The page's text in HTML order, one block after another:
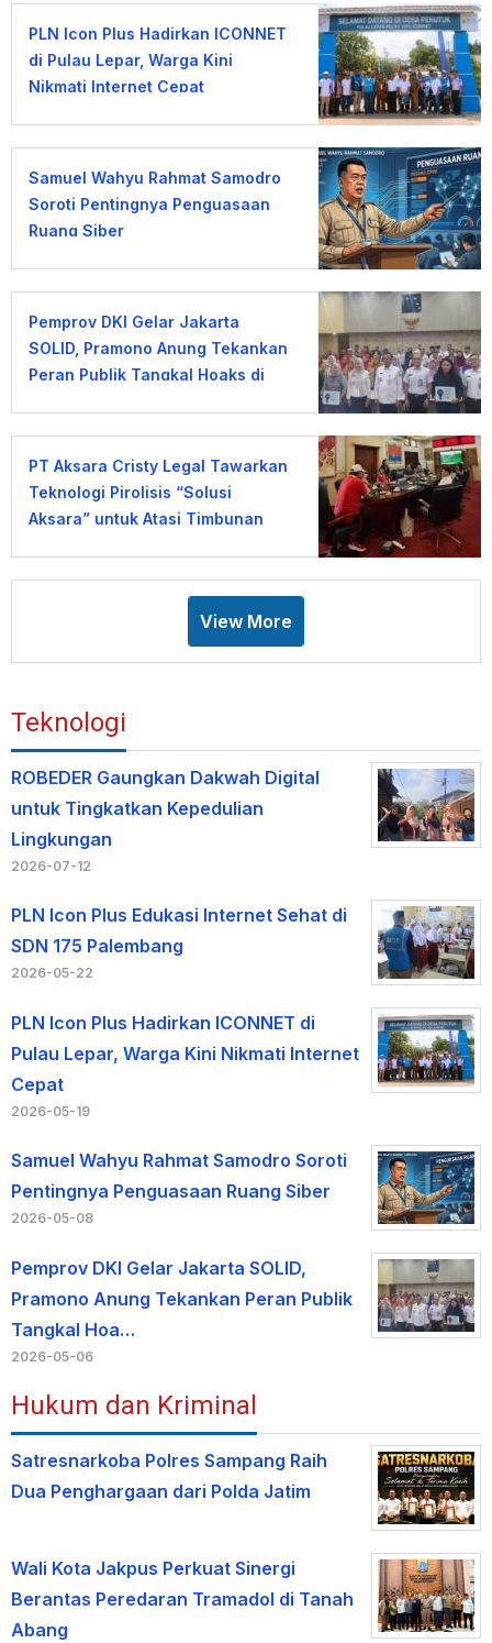
PLN Icon Plus Hadirkan ICONNET
di Pulau Lepar, Warga Kini
Nikmati Internet Cepat
Samuel Wahyu Rahmat Samodro
Soroti Pentingnya Penguasaan
Ruang Siber
Pemprov DKI Gelar Jakarta
SOLID, Pramono Anung Tekankan
Peran Publik Tangkal Hoaks di
PT Aksara Cristy Legal Tawarkan
Teknologi Pirolisis “Solusi
Aksara” untuk Atasi Timbunan
View More
Teknologi
ROBEDER Gaungkan Dakwah Digital
untuk Tingkatkan Kepedulian
Lingkungan
2026-07-12
PLN Icon Plus Edukasi Internet Sehat di
SDN 175 Palembang
2026-05-22
PLN Icon Plus Hadirkan ICONNET di
Pulau Lepar, Warga Kini Nikmati Internet
Cepat
2026-05-19
Samuel Wahyu Rahmat Samodro Soroti
Pentingnya Penguasaan Ruang Siber
2026-05-08
Pemprov DKI Gelar Jakarta SOLID,
Pramono Anung Tekankan Peran Publik
Tangkal Hoa…
2026-05-06
Hukum dan Kriminal
Satresnarkoba Polres Sampang Raih
Dua Penghargaan dari Polda Jatim
Wali Kota Jakpus Perkuat Sinergi
Berantas Peredaran Tramadol di Tanah
Abang